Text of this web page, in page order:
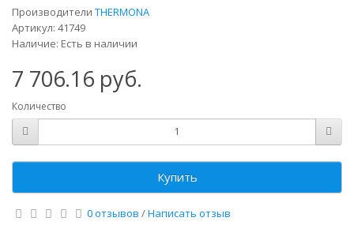
Производители THERMONA
Артикул: 41749
Наличие: Есть в наличии
7 706.16 руб.
Количество
Купить
0 отзывов /Написать отзыв